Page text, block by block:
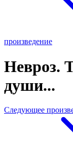
произведение
Невроз.
души...
Следующее